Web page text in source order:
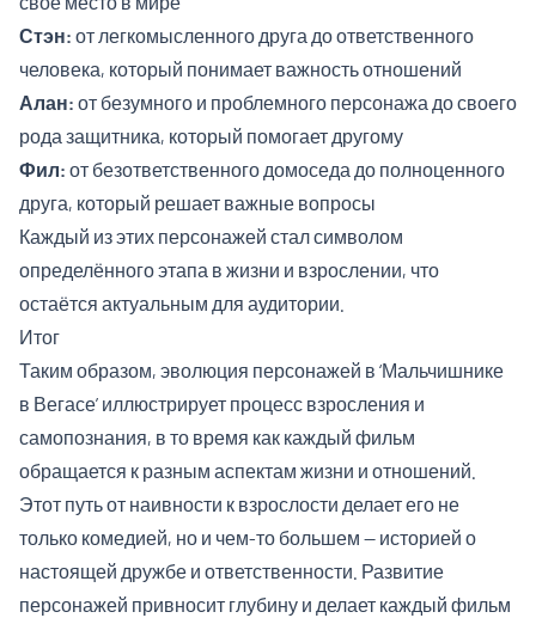
Стэн: от легкомысленного друга до ответственного
человека, который понимает важность отношений
Алан: от безумного и проблемного персонажа до своего
рода защитника, который помогает другому
Фил: от безответственного домоседа до полноценного
друга, который решает важные вопросы
Каждый из этих персонажей стал символом
определённого этапа в жизни и взрослении, что
остаётся актуальным для аудитории.
Итог
Таким образом, эволюция персонажей в ‘Мальчишнике
в Вегасе’ иллюстрирует процесс взросления и
самопознания, в то время как каждый фильм
обращается к разным аспектам жизни и отношений.
Этот путь от наивности к взрослости делает его не
только комедией, но и чем-то большем — историей о
настоящей дружбе и ответственности. Развитие
персонажей привносит глубину и делает каждый фильм